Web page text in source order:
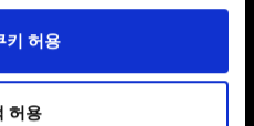
적으로 이용하기 위해
사용자의 웹사이트 이용
다. 예를 들어, 소셜
키 허용
허용
접속